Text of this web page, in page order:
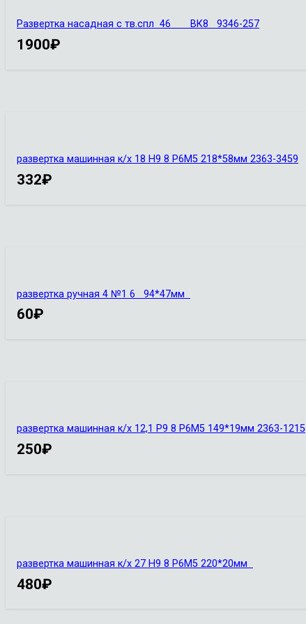
Развертка насадная с тв.спл 46 ВК8 9346-257
1900₽
развертка машинная к/х 18 Н9 8 Р6М5 218*58мм 2363-3459
332₽
развертка ручная 4 №1 6 94*47мм
60₽
развертка машинная к/х 12,1 Р9 8 Р6М5 149*19мм 2363-1215
250₽
развертка машинная к/х 27 Н9 8 Р6М5 220*20мм
480₽